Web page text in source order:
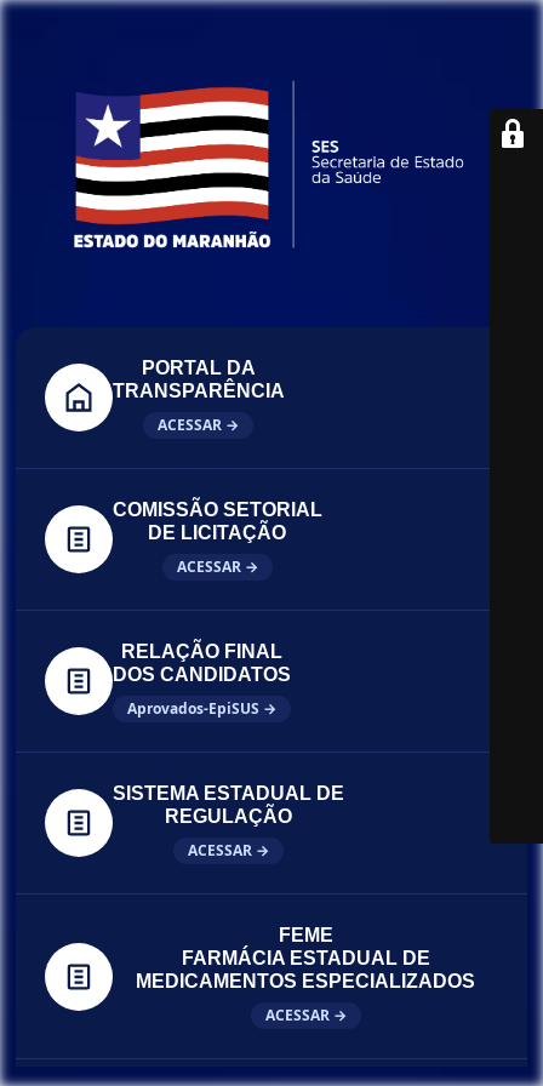
PORTAL DA
TRANSPARÊNCIA
ACESSAR →
COMISSÃO SETORIAL
DE LICITAÇÃO
ACESSAR →
RELAÇÃO FINAL
DOS CANDIDATOS
Aprovados-EpiSUS →
SISTEMA ESTADUAL DE
REGULAÇÃO
ACESSAR →
FEME
FARMÁCIA ESTADUAL DE
MEDICAMENTOS ESPECIALIZADOS
ACESSAR →